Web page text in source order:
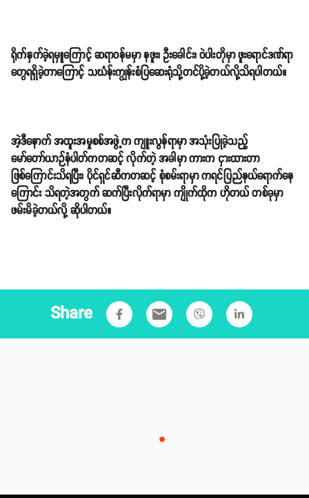
ရိုက်နှက်ခဲ့ရမှူကြောင့် ဆရာဝန်မမှာ နဖူး၊ ဦးခေါင်း၊ ဝဲပါးတိုမှာ ဖူးရောင်ဒဏ်ရာ
တွေရရှိခဲ့တာကြောင့် သင်္ဃန်းကျွန်းစံပြဆေးရုံသို့တင်ပို့ခဲ့တယ်လို့သိရပါတယ်။
အဲ့ဒီနောက် အထူးအမှုစစ်အဖွဲ့က ကျူးလွန်ရာမှာ အသုံးပြုခဲ့သည့်
မော်တော်ယာဉ်နံပါတ်ကတဆင့် လိုက်တဲ့ အခါမှာ ကားက ငှားထားတာ
ဖြစ်ကြောင်းသိရပြီး၊ ပိုင်ရှင်ဆီကတဆင့် စုံစမ်းရာမှာ ကရင်ပြည်နယ်ရောက်နေ
ကြောင်း သိရတဲ့အတွက် ဆက်ပြီးလိုက်ရာမှာ ကျိုက်ထိုက ဟိုတယ် တစ်ခုမှာ
ဖမ်းမိခဲ့တယ်လို့ ဆိုပါတယ်။
Share email